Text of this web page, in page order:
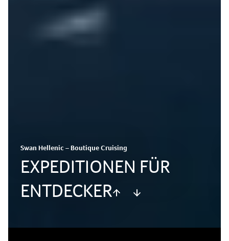
Swan Hellenic – Boutique Cruising
EXPEDITIONEN FÜR
ENTDECKER